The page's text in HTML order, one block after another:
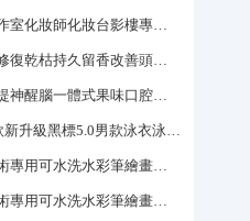
現代婚紗彩妝美容院工作室化妝師化妝台影樓專業化妝師專用梳妝台
護髮精油女防毛躁柔順修復乾枯持久留香改善頭髮毛躁柔順劑神器
天目山電子霧化器薄荷提神醒腦一體式果味口腔噴霧吸入式戒煙神器
Speedo/速比濤 汪順同款新升級黑標5.0男款泳衣泳褲溫泉游泳套裝
丙烯馬克筆學生兒童美術專用可水洗水彩筆繪畫彩色塗鴉畫筆不透色可疊色防水手繪diy丙烯顏料筆水性填色筆
丙烯馬克筆學生兒童美術專用可水洗水彩筆繪畫彩色塗鴉畫筆不透色可疊色防水手繪diy丙烯顏料筆水性填色筆